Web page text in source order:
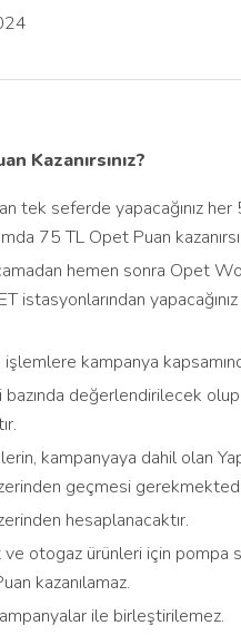
Kazanırsınız?
tek seferde yapacağınız
75 TL Opet Puan
hemen sonra Opet
istasyonlarından
işlemlere kampanya
değerlendirilecek
kampanyaya dahil olan
geçmesi
hesaplanacaktır.
otogaz ürünleri için pompa
kazanılamaz.
ile birleştirilemez.